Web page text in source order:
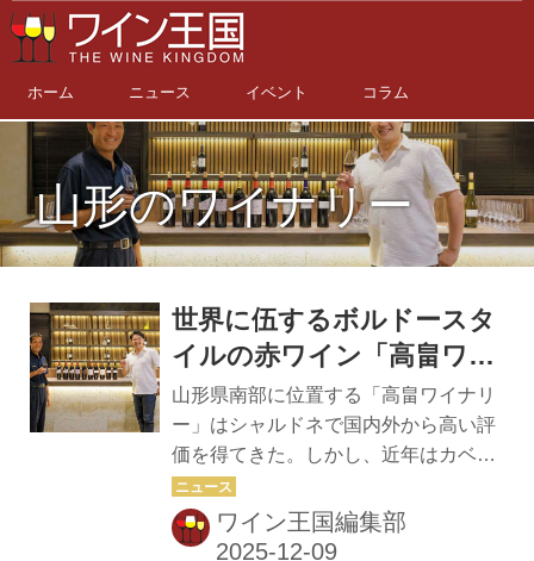
ホーム ニュース イベント コラム
山形のワイナリー
世界に伍するボルドースタ
イルの赤ワイン「高畠ワイ
ナリー」（山形県）
山形県南部に位置する「高畠ワイナリ
ー」はシャルドネで国内外から高い評
価を得てきた。しかし、近年はカベル
ネ・ソーヴィニヨンに注力し長期熟成
可能なボルドー・スタイルの赤ワイン
を生み出している。その進化に、ソム
ワイン王国編集部